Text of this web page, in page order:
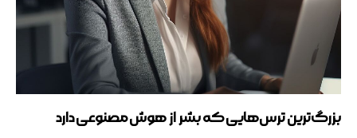
بزرگ‌ترین ترس‌هایی که بشر از هوش مصنوعی دارد